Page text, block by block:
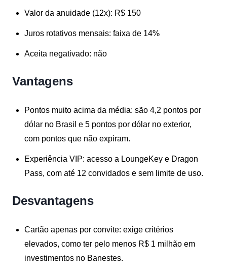
Valor da anuidade (12x): R$ 150
Juros rotativos mensais: faixa de 14%
Aceita negativado: não
Vantagens
Pontos muito acima da média: são 4,2 pontos por
dólar no Brasil e 5 pontos por dólar no exterior,
com pontos que não expiram.
Experiência VIP: acesso a LoungeKey e Dragon
Pass, com até 12 convidados e sem limite de uso.
Desvantagens
Cartão apenas por convite: exige critérios
elevados, como ter pelo menos R$ 1 milhão em
investimentos no Banestes.